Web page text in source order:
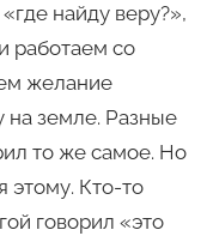
найду веру?»,
работаем со
желание
на земле. Разные
то же самое. Но
этому. Кто-то
говорил «это